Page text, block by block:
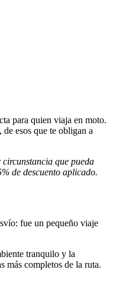
para quien viaja en moto.
, de esos que te obligan a
que pueda
de descuento aplicado.
fue un pequeño viaje
tranquilo y la
más completos de la ruta.